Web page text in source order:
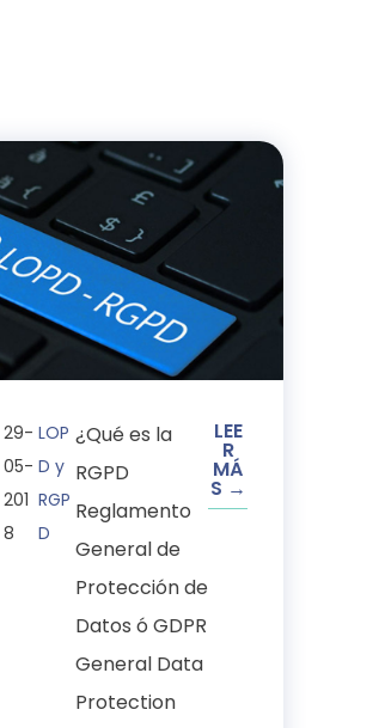
29-
05-
201
8
LOP
D y
RGP
D
¿Qué es la
RGPD
Reglamento
General de
Protección de
Datos ó GDPR
General Data
Protection
LEE
R
MÁ
S →